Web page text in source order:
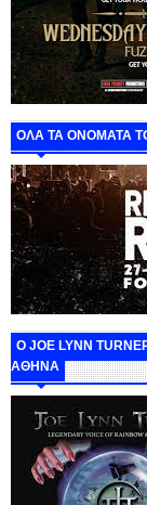
ΟΛΑ ΤΑ ΟΝΟΜΑΤΑ
O JOE LYNN
ΑΘΗΝΑ